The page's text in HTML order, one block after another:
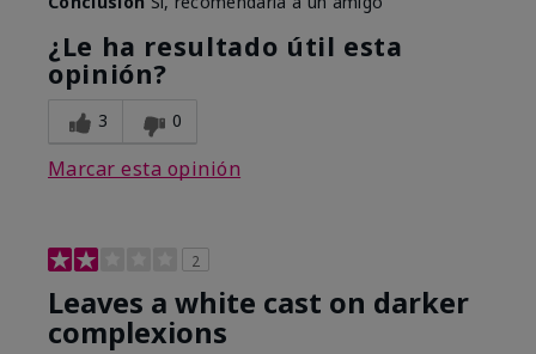
¿Le ha resultado útil esta
opinión?
3 0
Marcar esta opinión
2
Leaves a white cast on darker
complexions